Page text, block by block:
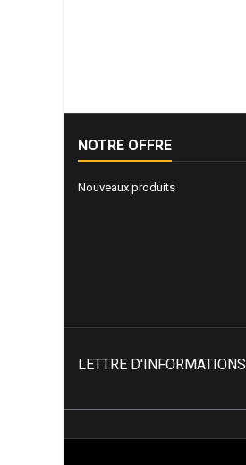
NOTRE OFFRE
Nouveaux produits
LETTRE D'INFORMATIONS